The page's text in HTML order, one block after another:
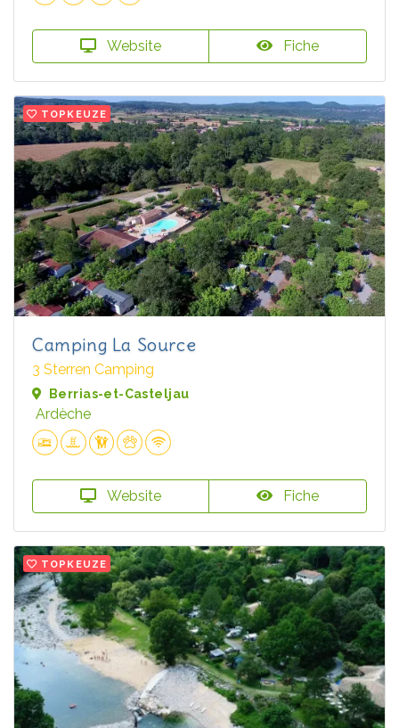
Website Fiche
TOPKEUZE
Camping La Source
3 Sterren Camping
Berrias-et-Casteljau
Ardèche
Website Fiche
TOPKEUZE